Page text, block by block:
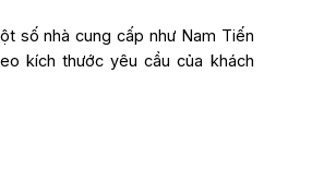
số nhà cung cấp như Nam Tiến
kích thước yêu cầu của khách